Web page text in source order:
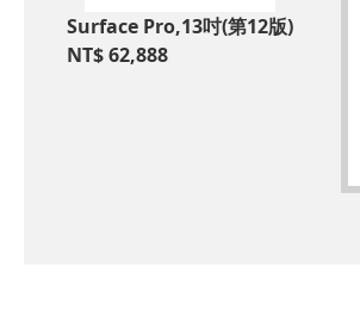
Surface Pro,13吋(第12版)
NT$62,888